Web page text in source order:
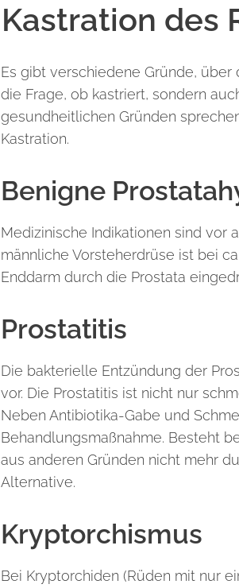
Kastration des
Es gibt verschiedene Gründe, über
die Frage, ob kastriert, sondern
gesundheitlichen Gründen
Kastration.
Benigne
Medizinische Indikationen sind vor
männliche Vorsteherdrüse ist bei
Enddarm durch die Prostata
Prostatitis
Die bakterielle Entzündung der
vor. Die Prostatitis ist nicht nur
Neben Antibiotika-Gabe und
Behandlungsmaßnahme. Besteht
aus anderen Gründen nicht mehr
Alternative.
Kryptorchismus
Bei Kryptorchiden (Rüden mit nur